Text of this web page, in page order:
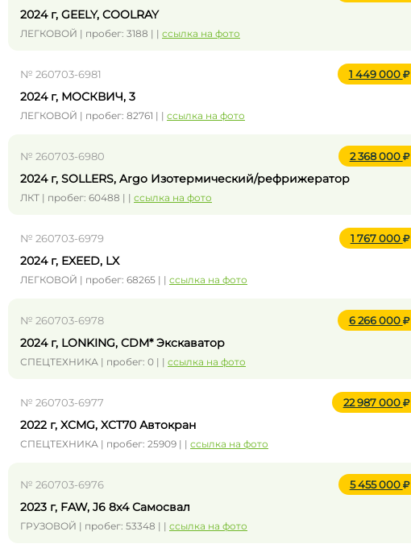
2024 г, GEELY, COOLRAY
ЛЕГКОВОЙ | пробег: 3188 | | ссылка на фото
№ 260703-6981 1 449 000
2024 г, МОСКВИЧ, 3
ЛЕГКОВОЙ | пробег: 82761 | | ссылка на фото
№ 260703-6980 2 368 000
2024 г, SOLLERS, Argo Изотермический/рефрижератор
ЛКТ | пробег: 60488 | | ссылка на фото
№ 260703-6979 1 767 000
2024 г, EXEED, LX
ЛЕГКОВОЙ | пробег: 68265 | | ссылка на фото
№ 260703-6978 6 266 000
2024 г, LONKING, CDM* Экскаватор
СПЕЦТЕХНИКА | пробег: 0 | | ссылка на фото
№ 260703-6977 22 987 000
2022 г, XCMG, XCT70 Автокран
СПЕЦТЕХНИКА | пробег: 25909 | | ссылка на фото
№ 260703-6976 5 455 000
2023 г, FAW, J6 8x4 Самосвал
ГРУЗОВОЙ | пробег: 53348 | | ссылка на фото